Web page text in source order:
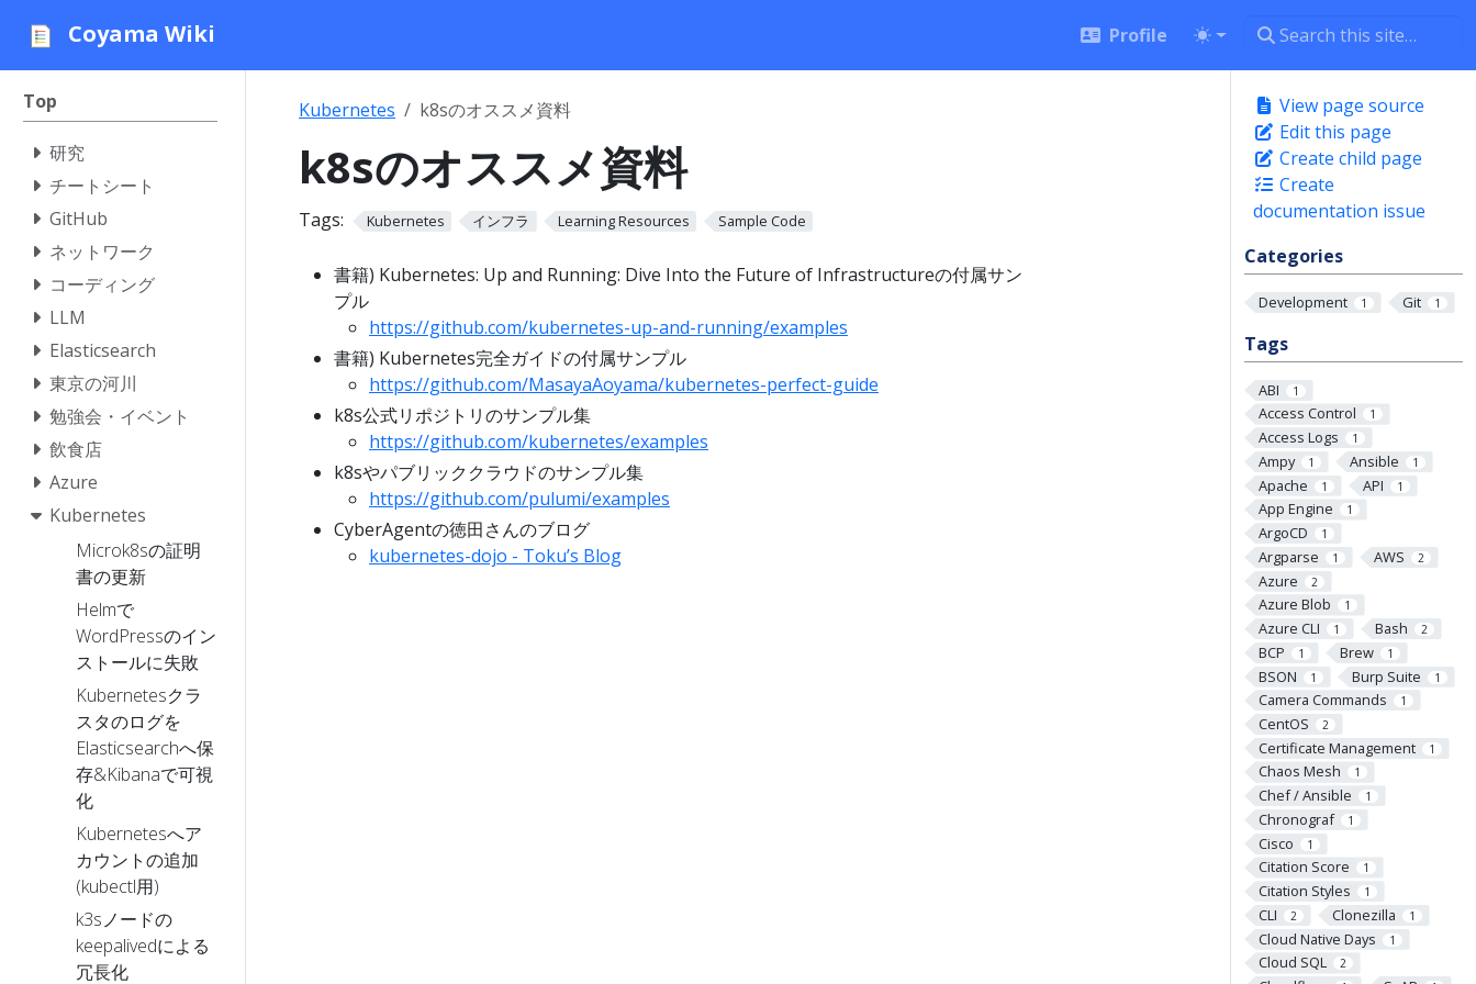
Coyama Wiki Profile
Top
研究
チートシート
GitHub
ネットワーク
コーディング
LLM
Elasticsearch
東京の河川
勉強会・イベント
飲食店
Azure
Kubernetes
Microk8sの証明
書の更新
Helmで
WordPressのイン
ストールに失敗
Kubernetesクラ
スタのログを
Elasticsearchへ保
存&Kibanaで可視
化
Kubernetesへア
カウントの追加
(kubectl用)
k3sノードの
keepalivedによる
冗長化
View page source
Edit this page
Create child page
Create
documentation issue
Categories
Development 1 Git 1
Tags
ABI 1
Access Control 1
Access Logs 1
Ampy 1 Ansible 1
Apache 1 API 1
App Engine 1
ArgoCD 1
Argparse 1 AWS 2
Azure 2
Azure Blob 1
Azure CLI 1 Bash 2
BCP 1 Brew 1
BSON 1 Burp Suite 1
Camera Commands 1
CentOS 2
Certificate Management 1
Chaos Mesh 1
Chef / Ansible 1
Chronograf 1
Cisco 1
Citation Score 1
Citation Styles 1
CLI 2 Clonezilla 1
Cloud Native Days 1
Cloud SQL 2
Kubernetes k8sのオススメ資料
k8sのオススメ資料
Tags: Kubernetes インフラ Learning Resources Sample Code
書籍) Kubernetes: Up and Running: Dive Into the Future of Infrastructureの付属サン
プル
https://github.com/kubernetes-up-and-running/examples
書籍) Kubernetes完全ガイドの付属サンプル
https://github.com/MasayaAoyama/kubernetes-perfect-guide
k8s公式リポジトリのサンプル集
https://github.com/kubernetes/examples
k8sやパブリッククラウドのサンプル集
https://github.com/pulumi/examples
CyberAgentの徳田さんのブログ
kubernetes-dojo - Toku’s Blog